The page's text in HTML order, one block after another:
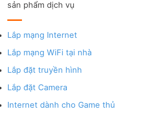
sản phẩm dịch vụ
Lắp mạng Internet
Lắp mạng WiFi tại nhà
Lắp đặt truyền hình
Lắp đặt Camera
Internet dành cho Game thủ